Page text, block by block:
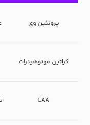
پروتئین وی
کراتین مونوهیدرات
EAA